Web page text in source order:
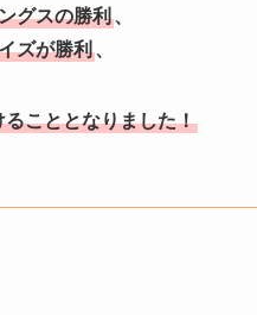
グスの勝利、
ズが勝利、
こととなりました！